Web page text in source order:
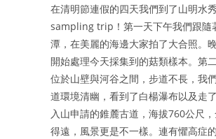
在清明節連假的四天我們到了山明水
sampling trip！第一天下午我們跟隨
潭，在美麗的海邊大家拍了大合照。
開始處理今天採集到的菇類樣本。第
位於山壁與河谷之間，步道不長，我
道環境清幽，看到了白楊瀑布以及走
入山申請的錐麓古道，海拔760公尺
得遠，風景更是不一樣。連有懼高症